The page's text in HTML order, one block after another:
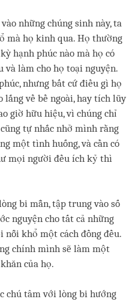
những chúng sinh này, ta
mà họ kinh qua. Họ thường
hạnh phúc nào mà họ có
và làm cho họ toại nguyện.
nhưng bất cứ điều gì họ
lắng về bề ngoài, hay tích lũy
giờ hữu hiệu, vì chúng chỉ
tự nhắc nhở mình rằng
một tình huống, và cần có
mọi người đều ích kỷ thì
bi mẫn, tập trung vào số
nguyện cho tất cả những
khổ một cách đồng đều.
chính mình sẽ làm một
của họ.
chú tâm với lòng bi hướng